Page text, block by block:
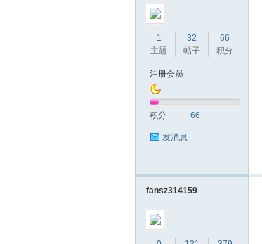
1
主题
32
帖子
66
积分
注册会员
积分 66
发消息
fansz314159